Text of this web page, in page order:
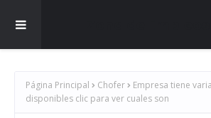
Página Principal Chofer
Empresa tiene
disponibles clic para ver cuales son